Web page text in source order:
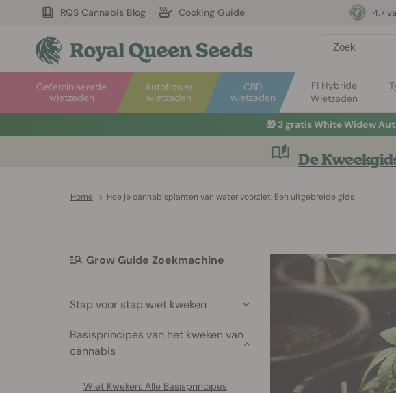
RQS Cannabis Blog Cooking Guide
Autoflower
wietzaden
Gefeminiseerde
wietzaden
CBD
wietzaden
F1 Hybride
Wietzaden
4.7
🎁 3 gratis White Widow
De
Home > Hoe je cannabisplanten van water voorziet: Een uitgebreide gids
Grow Guide Zoekmachine
Stap voor stap wiet kweken
Basisprincipes van het kweken van
cannabis
Wiet Kweken: Alle Basisprincipes